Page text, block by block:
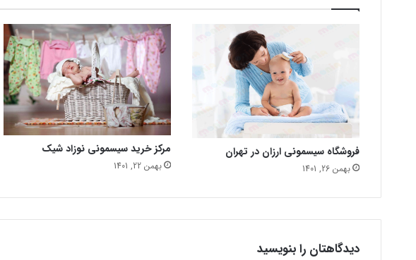
فروشگاه سیسمونی ارزان در تهران
بهمن 26, 1401
مرکز خرید سیسمونی نوزاد شیک
بهمن 22, 1401
دیدگاهتان را بنویسید